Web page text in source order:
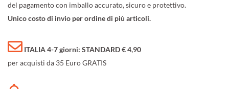
del pagamento con imballo accurato, sicuro e protettivo.
Unico costo di invio per ordine di più articoli.
ITALIA 4-7 giorni: STANDARD € 4,90
per acquisti da 35 Euro GRATIS